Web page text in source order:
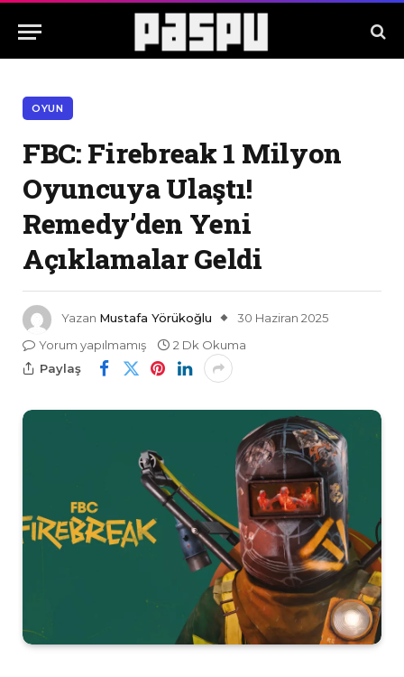
OYUN
FBC: Firebreak 1 Milyon
Oyuncuya Ulaştı!
Remedy’den Yeni
Açıklamalar Geldi
Yazan Mustafa Yörükoğlu
30 Haziran 2025
Yorum yapılmamış
2 Dk Okuma
Paylaş